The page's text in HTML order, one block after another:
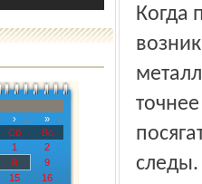
›
»
Сб
Вс
1
2
8
9
15
16
Когда
следы.